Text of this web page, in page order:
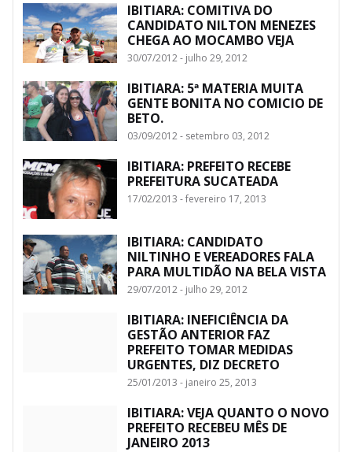
IBITIARA: COMITIVA DO
CANDIDATO NILTON MENEZES
CHEGA AO MOCAMBO VEJA
30/07/2012 - julho 29, 2012
IBITIARA: 5ª MATERIA MUITA
GENTE BONITA NO COMICIO DE
BETO.
03/09/2012 - setembro 03, 2012
IBITIARA: PREFEITO RECEBE
PREFEITURA SUCATEADA
17/02/2013 - fevereiro 17, 2013
IBITIARA: CANDIDATO
NILTINHO E VEREADORES FALA
PARA MULTIDÃO NA BELA VISTA
29/07/2012 - julho 29, 2012
IBITIARA: INEFICIÊNCIA DA
GESTÃO ANTERIOR FAZ
PREFEITO TOMAR MEDIDAS
URGENTES, DIZ DECRETO
25/01/2013 - janeiro 25, 2013
IBITIARA: VEJA QUANTO O NOVO
PREFEITO RECEBEU MÊS DE
JANEIRO 2013